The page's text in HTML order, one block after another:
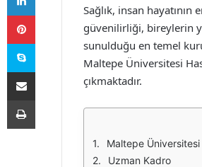
Sağlık, insan
güvenilirliği, bireylerin
sunulduğu en temel
Maltepe Üniversitesi
çıkmaktadır.
Maltepe Üniversitesi
Uzman Kadro
Pinterest
Skype
E-Posta ile paylaş